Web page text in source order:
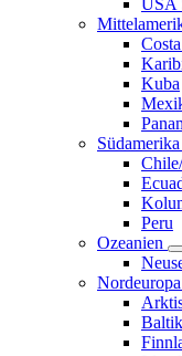
USA
Kuba
Südamerika
Peru
Ozeanien
Nordeuropa